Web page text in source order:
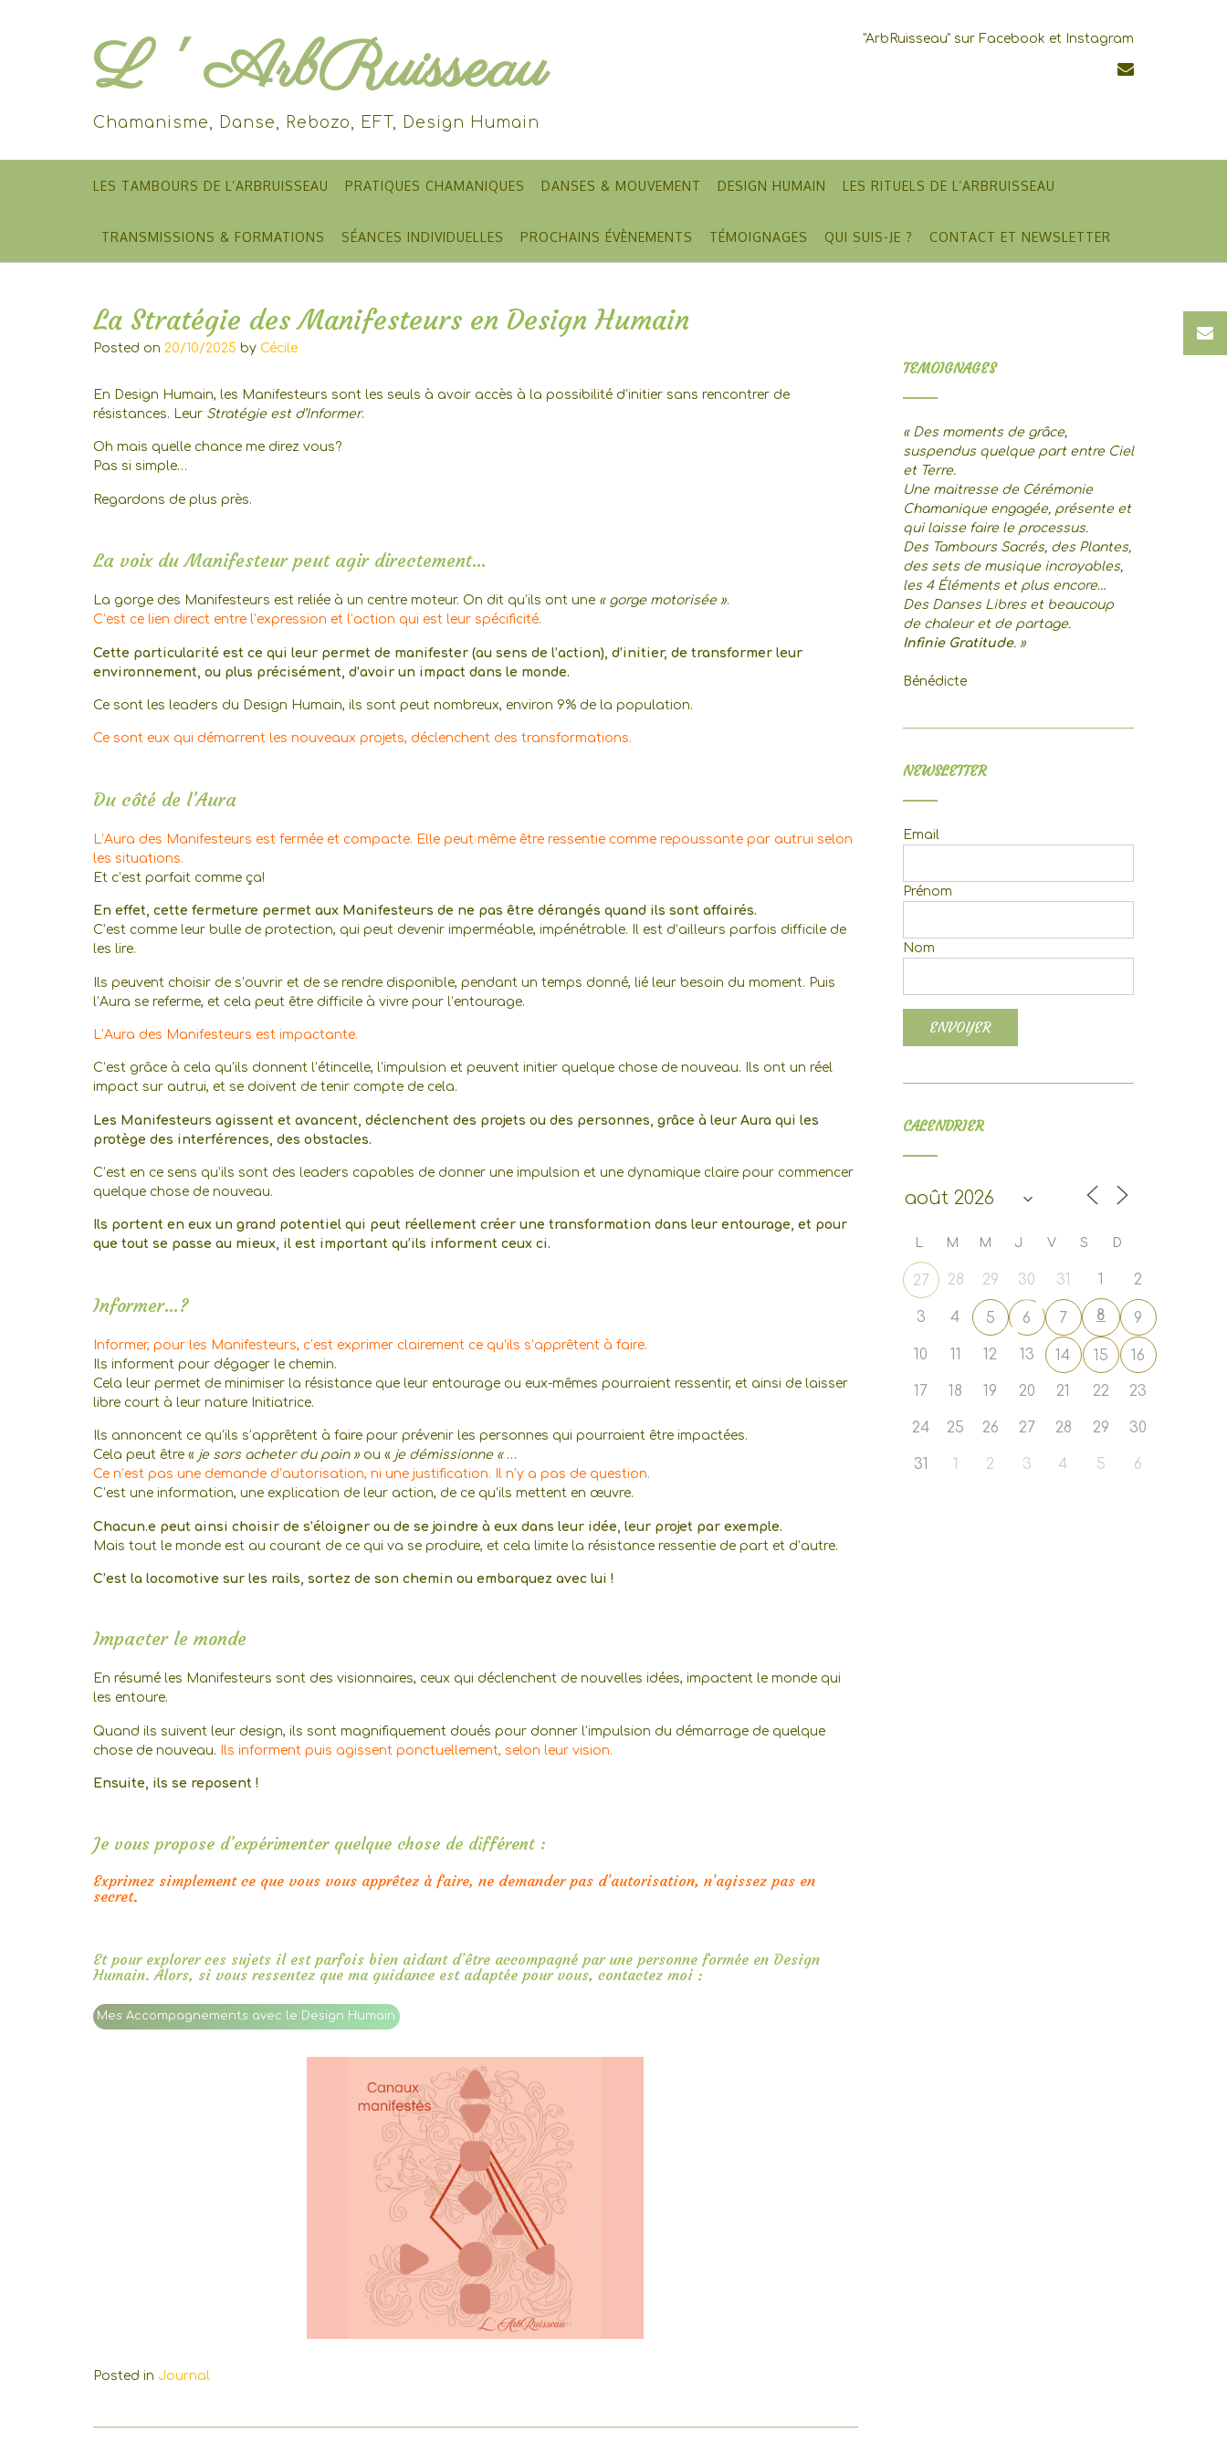
L ' ArbRuisseau
Chamanisme, Danse, Rebozo, EFT, Design Humain
"ArbRuisseau" sur Facebook et Instagram
LES TAMBOURS DE L’ARBRUISSEAU PRATIQUES CHAMANIQUES DANSES & MOUVEMENT DESIGN HUMAIN LES RITUELS DE L’ARBRUISSEAU
TRANSMISSIONS & FORMATIONS SÉANCES INDIVIDUELLES PROCHAINS ÉVÈNEMENTS TÉMOIGNAGES QUI SUIS-JE ? CONTACT ET NEWSLETTER
La Stratégie des Manifesteurs en Design Humain
Posted on 20/10/2025 by Cécile
En Design Humain, les Manifesteurs sont les seuls à avoir accès à la possibilité d’initier sans rencontrer de
résistances. Leur Stratégie est d’Informer.
Oh mais quelle chance me direz vous?
Pas si simple…
Regardons de plus près.
La voix du Manifesteur peut agir directement…
La gorge des Manifesteurs est reliée à un centre moteur. On dit qu’ils ont une « gorge motorisée ».
C’est ce lien direct entre l’expression et l’action qui est leur spécificité.
Cette particularité est ce qui leur permet de manifester (au sens de l’action), d’initier, de transformer leur
environnement, ou plus précisément, d’avoir un impact dans le monde.
Ce sont les leaders du Design Humain, ils sont peut nombreux, environ 9% de la population.
Ce sont eux qui démarrent les nouveaux projets, déclenchent des transformations.
Du côté de l’Aura
L’Aura des Manifesteurs est fermée et compacte. Elle peut même être ressentie comme repoussante par autrui selon
les situations.
Et c’est parfait comme ça!
En effet, cette fermeture permet aux Manifesteurs de ne pas être dérangés quand ils sont affairés.
C’est comme leur bulle de protection, qui peut devenir imperméable, impénétrable. Il est d’ailleurs parfois difficile de
les lire.
Ils peuvent choisir de s’ouvrir et de se rendre disponible, pendant un temps donné, lié leur besoin du moment. Puis
l’Aura se referme, et cela peut être difficile à vivre pour l’entourage.
L’Aura des Manifesteurs est impactante.
C’est grâce à cela qu’ils donnent l’étincelle, l’impulsion et peuvent initier quelque chose de nouveau. Ils ont un réel
impact sur autrui, et se doivent de tenir compte de cela.
Les Manifesteurs agissent et avancent, déclenchent des projets ou des personnes, grâce à leur Aura qui les
protège des interférences, des obstacles.
C’est en ce sens qu’ils sont des leaders capables de donner une impulsion et une dynamique claire pour commencer
quelque chose de nouveau.
Ils portent en eux un grand potentiel qui peut réellement créer une transformation dans leur entourage, et pour
que tout se passe au mieux, il est important qu’ils informent ceux ci.
Informer…?
Informer, pour les Manifesteurs, c’est exprimer clairement ce qu’ils s’apprêtent à faire.
Ils informent pour dégager le chemin.
Cela leur permet de minimiser la résistance que leur entourage ou eux-mêmes pourraient ressentir, et ainsi de laisser
libre court à leur nature Initiatrice.
Ils annoncent ce qu’ils s’apprêtent à faire pour prévenir les personnes qui pourraient être impactées.
Cela peut être « je sors acheter du pain » ou « je démissionne « …
Ce n’est pas une demande d’autorisation, ni une justification. Il n’y a pas de question.
C’est une information, une explication de leur action, de ce qu’ils mettent en œuvre.
Chacun.e peut ainsi choisir de s’éloigner ou de se joindre à eux dans leur idée, leur projet par exemple.
Mais tout le monde est au courant de ce qui va se produire, et cela limite la résistance ressentie de part et d’autre.
C’est la locomotive sur les rails, sortez de son chemin ou embarquez avec lui !
Impacter le monde
En résumé les Manifesteurs sont des visionnaires, ceux qui déclenchent de nouvelles idées, impactent le monde qui
les entoure.
Quand ils suivent leur design, ils sont magnifiquement doués pour donner l’impulsion du démarrage de quelque
chose de nouveau. Ils informent puis agissent ponctuellement, selon leur vision.
Ensuite, ils se reposent !
Je vous propose d’expérimenter quelque chose de différent :
Exprimez simplement ce que vous vous apprêtez à faire, ne demander pas d’autorisation, n’agissez pas en
secret.
Et pour explorer ces sujets il est parfois bien aidant d’être accompagné par une personne formée en Design
Humain. Alors, si vous ressentez que ma guidance est adaptée pour vous, contactez moi :
Mes Accompagnements avec le Design Humain
Posted in Journal
TEMOIGNAGES
« Des moments de grâce,
suspendus quelque part entre Ciel
et Terre.
Une maitresse de Cérémonie
Chamanique engagée, présente et
qui laisse faire le processus.
Des Tambours Sacrés, des Plantes,
des sets de musique incroyables,
les 4 Éléments et plus encore…
Des Danses Libres et beaucoup
de chaleur et de partage.
Infinie Gratitude. »
Bénédicte
NEWSLETTER
Email
Prénom
Nom
CALENDRIER
L M M J V S D
27 28 29 30 31 2
3 4 5 6 7 8 9
10 12 13 14 15 16
17 18 19 20 21 22 23
24 25 26 27 28 29 30
31 2 3 4 5 6